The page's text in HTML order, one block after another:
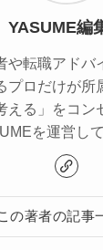
YASUME編
や転職アドバ
プロだけが所
える」をコン
を運営して
の著者の記事